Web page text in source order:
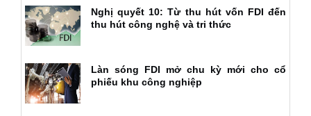
Nghị quyết 10: Từ thu hút vốn FDI đến
thu hút công nghệ và tri thức
Làn sóng FDI mở chu kỳ mới cho cổ
phiếu khu công nghiệp